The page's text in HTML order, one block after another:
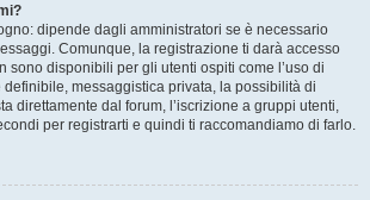
dipende dagli amministratori se è necessario
Comunque, la registrazione ti darà accesso
sono disponibili per gli utenti ospiti come l’uso di
definibile, messaggistica privata, la possibilità di
direttamente dal forum, l’iscrizione a gruppi utenti,
per registrarti e quindi ti raccomandiamo di farlo.